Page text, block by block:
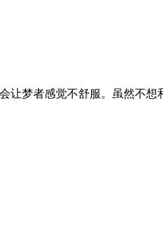
梦者感觉不舒服。虽然不